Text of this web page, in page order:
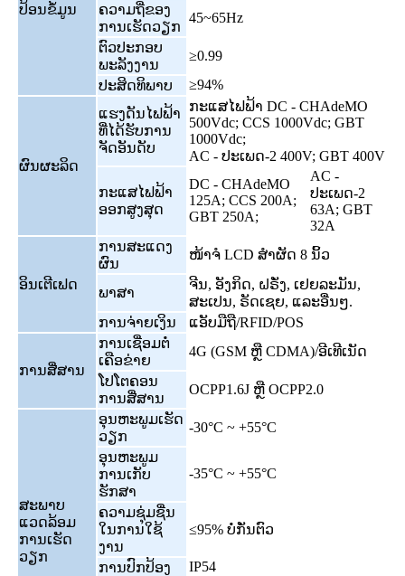
ປ້ອນຂໍ້ມູນ
ຄວາມຖີ່ຂອງ
ການເຮັດວຽກ
45~65Hz
ຕົວປະກອບ
ພະລັງງານ
≥0.99
ປະສິດທິພາບ
≥94%
ຜົນຜະລິດ
ແຮງດັນໄຟຟ້າ
ທີ່ໄດ້ຮັບການ
ຈັດອັນດັບ
ກະແສໄຟຟ້າ DC - CHAdeMO
500Vdc; CCS 1000Vdc; GBT
1000Vdc;
AC - ປະເພດ-2 400V; GBT 400V
ກະແສໄຟຟ້າ
ອອກສູງສຸດ
DC - CHAdeMO
125A; CCS 200A;
GBT 250A;
AC -
ປະເພດ-2
63A; GBT
32A
ອິນເຕີເຟດ
ການສະແດງ
ຜົນ
ໜ້າຈໍ LCD ສຳຜັດ 8 ນິ້ວ
ພາສາ
ຈີນ, ອັງກິດ, ຝຣັ່ງ, ເຢຍລະມັນ,
ສະເປນ, ຣັດເຊຍ, ແລະອື່ນໆ.
ການຈ່າຍເງິນ
ແອັບມືຖື/RFID/POS
ການສື່ສານ
ການເຊື່ອມຕໍ່
ເຄືອຂ່າຍ
4G (GSM ຫຼື CDMA)/ອີເທີເນັດ
ໂປໂຕຄອນ
ການສື່ສານ
OCPP1.6J ຫຼື OCPP2.0
ສະພາບ
ແວດລ້ອມ
ການເຮັດ
ວຽກ
ອຸນຫະພູມເຮັດ
ວຽກ
-30°C ~ +55°C
ອຸນຫະພູມ
ການເກັບ
ຮັກສາ
-35°C ~ +55°C
ຄວາມຊຸ່ມຊື່ນ
ໃນການໃຊ້
ງານ
≤95% ບໍ່ກັ່ນຕົວ
ການປົກປ້ອງ
IP54